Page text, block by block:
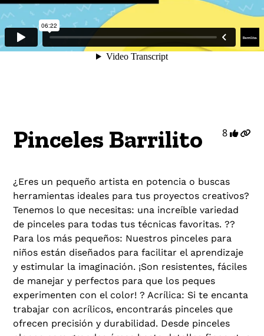
Pinceles Barrilito 8
¿Eres un pequeño artista en potencia o buscas
herramientas ideales para tus proyectos creativos?
Tenemos lo que necesitas: una increíble variedad
de pinceles para todas tus técnicas favoritas. ??
Para los más pequeños: Nuestros pinceles para
niños están diseñados para facilitar el aprendizaje
y estimular la imaginación. ¡Son resistentes, fáciles
de manejar y perfectos para que los peques
experimenten con el color! ? Acrílica: Si te encanta
trabajar con acrílicos, encontrarás pinceles que
ofrecen precisión y durabilidad. Desde pinceles